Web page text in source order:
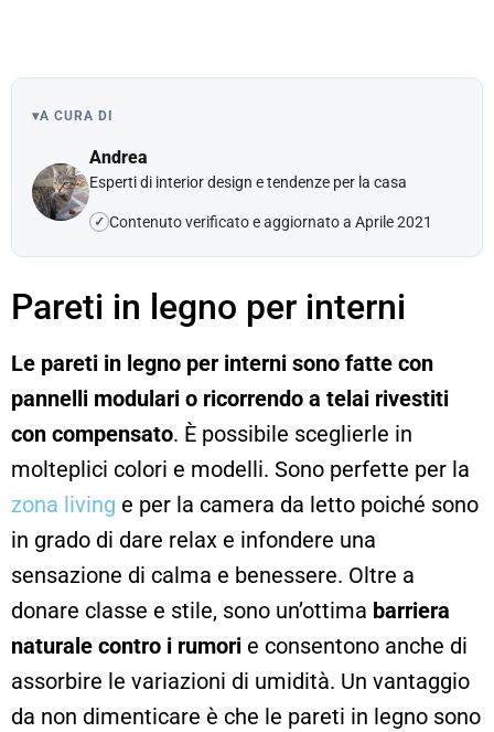
▾A CURA DI
Andrea
Esperti di interior design e tendenze per la casa
✓ Contenuto verificato e aggiornato a Aprile 2021
Pareti in legno per interni
Le pareti in legno per interni sono fatte con
pannelli modulari o ricorrendo a telai rivestiti
con compensato. È possibile sceglierle in
molteplici colori e modelli. Sono perfette per la
zona living e per la camera da letto poiché sono
in grado di dare relax e infondere una
sensazione di calma e benessere. Oltre a
donare classe e stile, sono un’ottima barriera
naturale contro i rumori e consentono anche di
assorbire le variazioni di umidità. Un vantaggio
da non dimenticare è che le pareti in legno sono